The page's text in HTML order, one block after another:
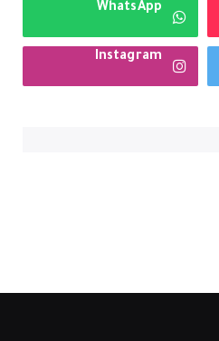
WhatsApp
Instagram